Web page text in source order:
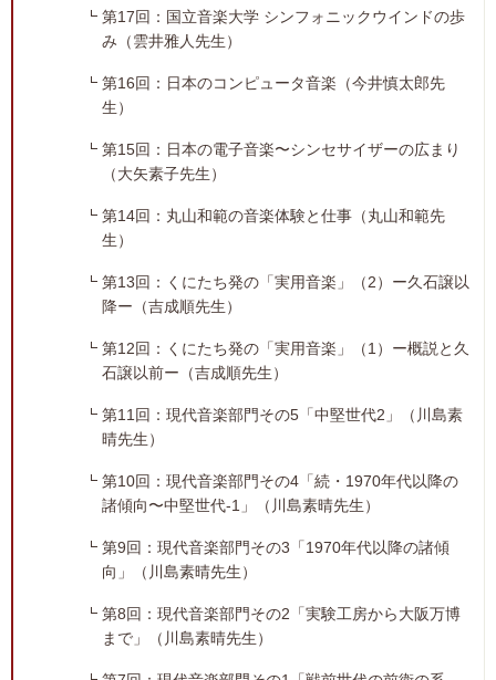
第17回：国立音楽大学 シンフォニックウインドの歩
み（雲井雅人先生）
第16回：日本のコンピュータ音楽（今井慎太郎先
生）
第15回：日本の電子音楽〜シンセサイザーの広まり
（大矢素子先生）
第14回：丸山和範の音楽体験と仕事（丸山和範先
生）
第13回：くにたち発の「実用音楽」（2）ー久石譲以
降ー（吉成順先生）
第12回：くにたち発の「実用音楽」（1）ー概説と久
石譲以前ー（吉成順先生）
第11回：現代音楽部門その5「中堅世代2」（川島素
晴先生）
第10回：現代音楽部門その4「続・1970年代以降の
諸傾向〜中堅世代-1」（川島素晴先生）
第9回：現代音楽部門その3「1970年代以降の諸傾
向」（川島素晴先生）
第8回：現代音楽部門その2「実験工房から大阪万博
まで」（川島素晴先生）